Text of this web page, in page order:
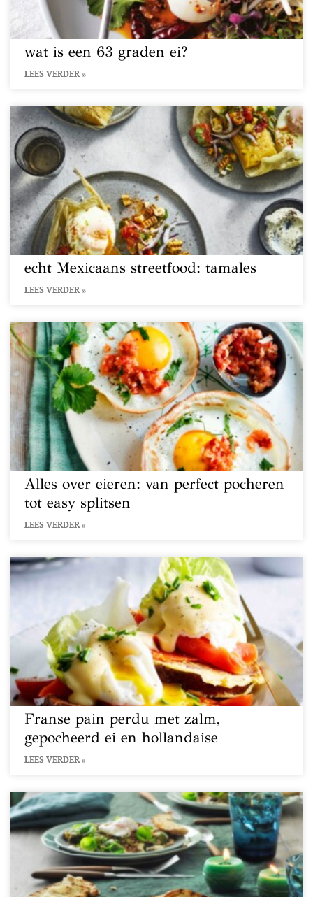
wat is een 63 graden ei?
LEES VERDER »
echt Mexicaans streetfood: tamales
LEES VERDER »
Alles over eieren: van perfect pocheren
tot easy splitsen
LEES VERDER »
Franse pain perdu met zalm,
gepocheerd ei en hollandaise
LEES VERDER »